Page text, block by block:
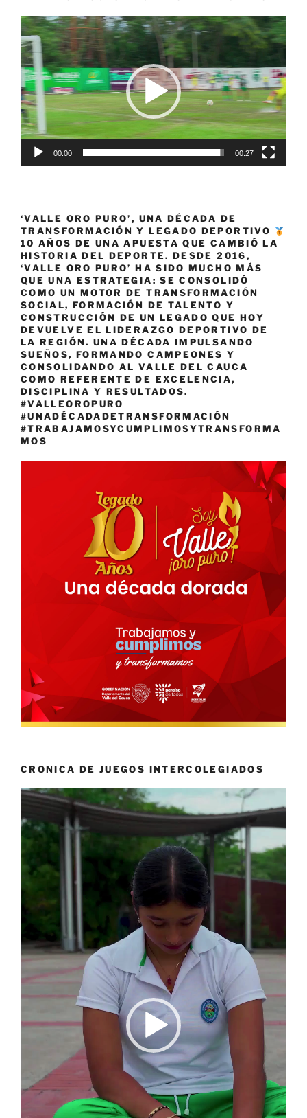
Reproductor
de
vídeo
00:00 00:27
‘VALLE ORO PURO’, UNA DÉCADA DE
TRANSFORMACIÓN Y LEGADO DEPORTIVO
10 AÑOS DE UNA APUESTA QUE CAMBIÓ LA
HISTORIA DEL DEPORTE. DESDE 2016,
‘VALLE ORO PURO’ HA SIDO MUCHO MÁS
QUE UNA ESTRATEGIA: SE CONSOLIDÓ
COMO UN MOTOR DE TRANSFORMACIÓN
SOCIAL, FORMACIÓN DE TALENTO Y
CONSTRUCCIÓN DE UN LEGADO QUE HOY
DEVUELVE EL LIDERAZGO DEPORTIVO DE
LA REGIÓN. UNA DÉCADA IMPULSANDO
SUEÑOS, FORMANDO CAMPEONES Y
CONSOLIDANDO AL VALLE DEL CAUCA
COMO REFERENTE DE EXCELENCIA,
DISCIPLINA Y RESULTADOS.
#VALLEOROPURO
#UNADÉCADADETRANSFORMACIÓN
#TRABAJAMOSYCUMPLIMOSYTRANSFORMA
MOS
CRONICA DE JUEGOS INTERCOLEGIADOS
Reproductor
vídeo